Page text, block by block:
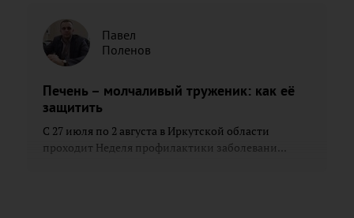
Павел
Поленов
Печень – молчаливый труженик: как её
защитить
С 27 июля по 2 августа в Иркутской области
проходит Неделя профилактики заболевани...